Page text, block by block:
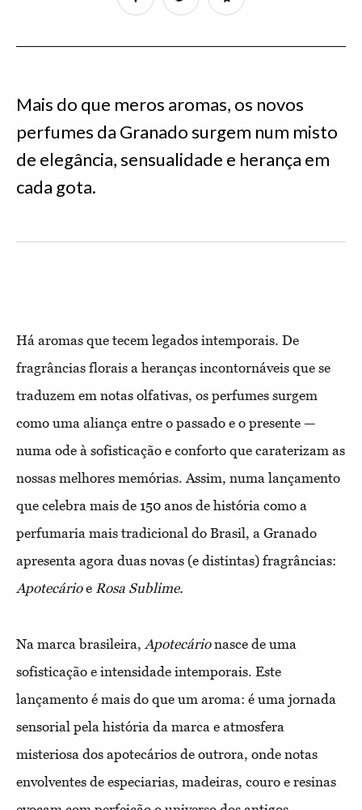
Mais do que meros aromas, os novos
perfumes da Granado surgem num misto
de elegância, sensualidade e herança em
cada gota.
Há aromas que tecem legados intemporais. De
fragrâncias florais a heranças incontornáveis que se
traduzem em notas olfativas, os perfumes surgem
como uma aliança entre o passado e o presente —
numa ode à sofisticação e conforto que caraterizam as
nossas melhores memórias. Assim, numa lançamento
que celebra mais de 150 anos de história como a
perfumaria mais tradicional do Brasil, a Granado
apresenta agora duas novas (e distintas) fragrâncias:
Apotecárioe Rosa Sublime.
Na marca brasileira,Apotecárionasce de uma
sofisticação e intensidade intemporais. Este
lançamento é mais do que um aroma: é uma jornada
sensorial pela história da marca e atmosfera
misteriosa dos apotecários de outrora, onde notas
envolventes de especiarias, madeiras, couro e resinas